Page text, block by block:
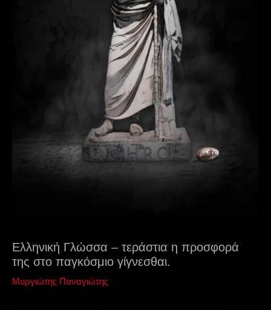
Ελληνική Γλώσσα – τεράστια η προσφορά
της στο παγκόσμιο γίγνεσθαι.
Μυργιώτης Παναγιώτης